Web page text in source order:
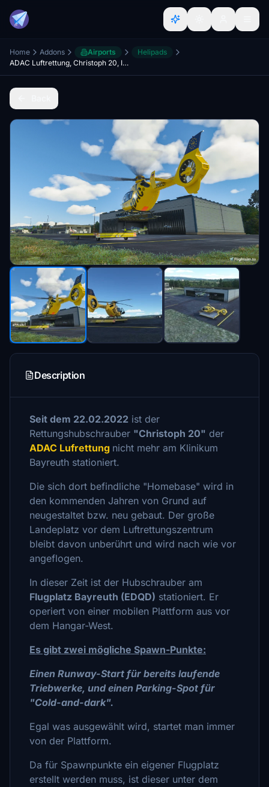
Home Addons Airports
Helipads
ADAC Luftrettung, Christoph 20, Interims-Standort am Flugplatz Bayreuth (EDQD)
Description
Seit dem 22.02.2022 ist der
Rettungshubschrauber "Christoph 20" der
ADAC Lufrettung nicht mehr am Klinikum
Bayreuth stationiert.
Die sich dort befindliche "Homebase" wird in
den kommenden Jahren von Grund auf
neugestaltet bzw. neu gebaut. Der große
Landeplatz vor dem Luftrettungszentrum
bleibt davon unberührt und wird nach wie vor
angeflogen.
In dieser Zeit ist der Hubschrauber am
Flugplatz Bayreuth (EDQD) stationiert. Er
operiert von einer mobilen Plattform aus vor
dem Hangar-West.
Es gibt zwei mögliche Spawn-Punkte:
Einen Runway-Start für bereits laufende
Triebwerke, und einen Parking-Spot für
"Cold-and-dark".
Egal was ausgewählt wird, startet man immer
von der Plattform.
Da für Spawnpunkte ein eigener Flugplatz
erstellt werden muss, ist dieser unter dem